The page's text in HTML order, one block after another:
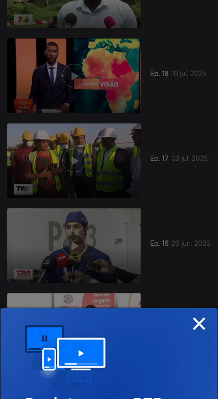
Ep. 18 10 jul. 2025
Ep. 17 03 jul. 2025
861570
Ep. 16 26 jun. 2025
19 jun. 2025
×